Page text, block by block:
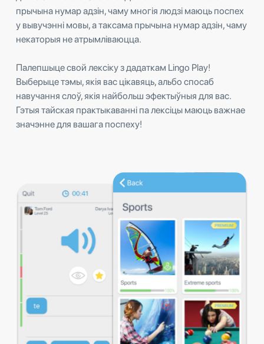
прычына нумар адзін, чаму многія людзі маюць поспех
у вывучэнні мовы, а таксама прычына нумар адзін, чаму
некаторыя не атрымліваюцца.
Палепшыце свой лексіку з дадаткам Lingo Play!
Выберыце тэмы, якія вас цікавяць, альбо спосаб
навучання слоў, якія найбольш эфектыўныя для вас.
Гэтыя тайская практыкаванні па лексіцы маюць важнае
значэнне для вашага поспеху!